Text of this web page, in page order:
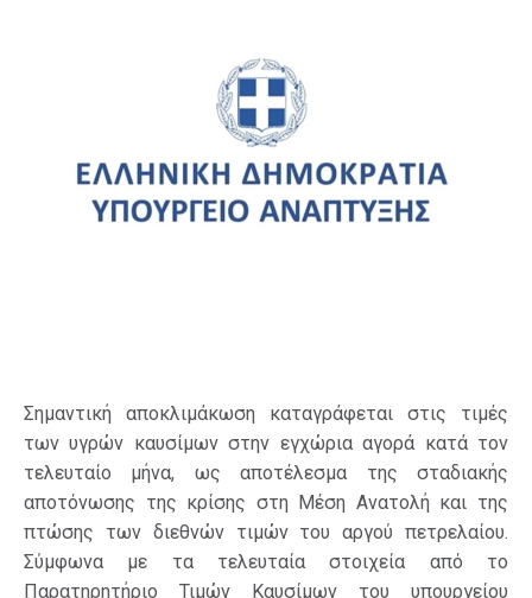
Σημαντική αποκλιμάκωση καταγράφεται στις τιμές
των υγρών καυσίμων στην εγχώρια αγορά κατά τον
τελευταίο μήνα, ως αποτέλεσμα της σταδιακής
αποτόνωσης της κρίσης στη Μέση Ανατολή και της
πτώσης των διεθνών τιμών του αργού πετρελαίου.
Σύμφωνα με τα τελευταία στοιχεία από το
Παρατηρητήριο Τιμών Καυσίμων του υπουργείου